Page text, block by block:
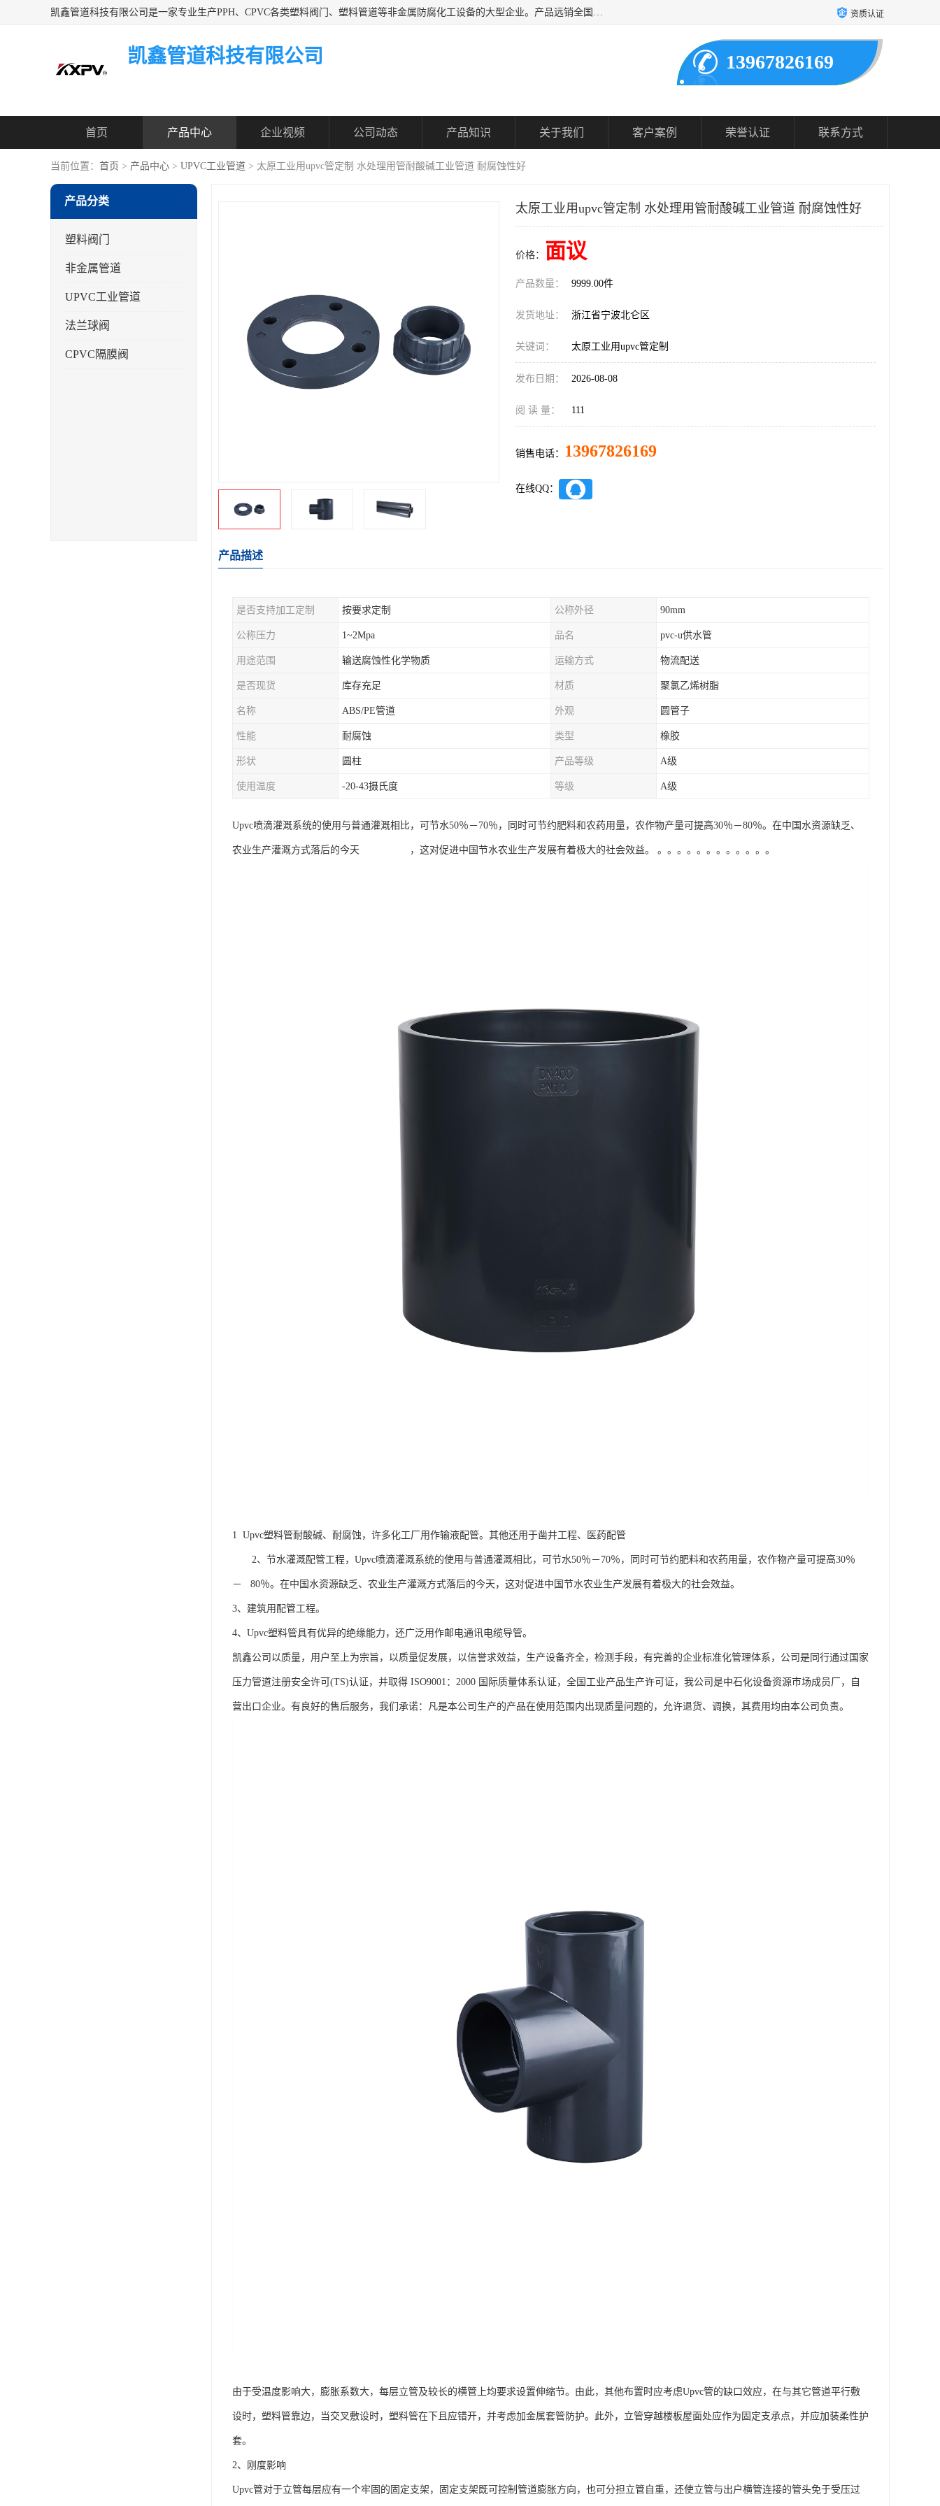
凯鑫管道科技有限公司是一家专业生产PPH、CPVC各类塑料阀门、塑料管道等非金属防腐化工设备的大型企业。产品远销全国三十一个省、市、自治区,广泛应用于化工、石油、氯碱、染料、制药、农药等行业，深受广大用户欢迎，是目前国内生产化工泵、阀门规模较大的生产基地之一。 资质认证
凯鑫管道科技有限公司 13967826169
首页 产品中心 企业视频 公司动态 产品知识 关于我们 客户案例 荣誉认证 联系方式
当前位置： 首页 > 产品中心 > UPVC工业管道 > 太原工业用upvc管定制 水处理用管耐酸碱工业管道 耐腐蚀性好
产品分类
塑料阀门
非金属管道
UPVC工业管道
法兰球阀
CPVC隔膜阀
太原工业用upvc管定制 水处理用管耐酸碱工业管道 耐腐蚀性好
价格： 面议
产品数量： 9999.00件
发货地址： 浙江省宁波北仑区
关键词： 太原工业用upvc管定制
发布日期： 2026-08-08
阅 读 量： 111
销售电话： 13967826169
在线QQ：
产品描述
是否支持加工定制 按要求定制 公称外径 90mm
公称压力 1~2Mpa 品名 pvc-u供水管
用途范围 输送腐蚀性化学物质 运输方式 物流配送
是否现货 库存充足 材质 聚氯乙烯树脂
名称 ABS/PE管道 外观 圆管子
性能 耐腐蚀 类型 橡胶
形状 圆柱 产品等级 A级
使用温度 -20-43摄氏度 等级 A级
Upvc喷滴灌溉系统的使用与普通灌溉相比，可节水50％－70％，同时可节约肥料和农药用量，农作物产量可提高30％－80％。在中国水资源缺乏、
农业生产灌溉方式落后的今天 ，这对促进中国节水农业生产发展有着极大的社会效益。 。。。。。。。。。。。。
1 Upvc塑料管耐酸碱、耐腐蚀，许多化工厂用作输液配管。其他还用于凿井工程、医药配管
2、节水灌溉配管工程，Upvc喷滴灌溉系统的使用与普通灌溉相比，可节水50％－70％，同时可节约肥料和农药用量，农作物产量可提高30％
－ 80％。在中国水资源缺乏、农业生产灌溉方式落后的今天，这对促进中国节水农业生产发展有着极大的社会效益。
3、建筑用配管工程。
4、Upvc塑料管具有优异的绝缘能力，还广泛用作邮电通讯电缆导管。
凯鑫公司以质量，用户至上为宗旨，以质量促发展，以信誉求效益，生产设备齐全，检测手段，有完善的企业标准化管理体系，公司是同行通过国家
压力管道注册安全许可(TS)认证，并取得 ISO9001：2000 国际质量体系认证，全国工业产品生产许可证，我公司是中石化设备资源市场成员厂，自
营出口企业。有良好的售后服务，我们承诺：凡是本公司生产的产品在使用范围内出现质量问题的，允许退货、调换，其费用均由本公司负责。
由于受温度影响大，膨胀系数大，每层立管及较长的横管上均要求设置伸缩节。由此，其他布置时应考虑Upvc管的缺口效应，在与其它管道平行敷
设时，塑料管靠边，当交叉敷设时，塑料管在下且应错开，并考虑加金属套管防护。此外，立管穿越楼板屋面处应作为固定支承点，并应加装柔性护
套。
2、刚度影响
Upvc管对于立管每层应有一个牢固的固定支架，固定支架既可控制管道膨胀方向，也可分担立管自重，还使立管与出户横管连接的管头免于受压过